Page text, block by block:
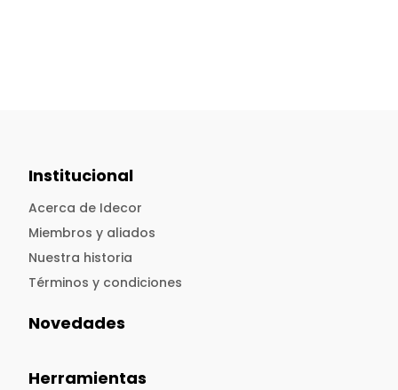
Institucional
Acerca de Idecor
Miembros y aliados
Nuestra historia
Términos y condiciones
Novedades
Herramientas